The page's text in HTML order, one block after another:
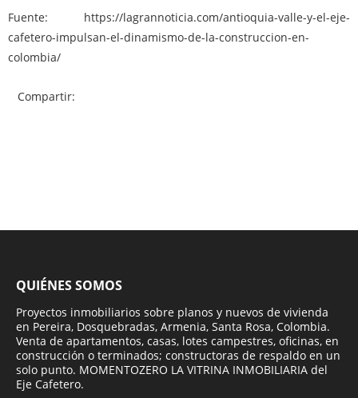
Fuente: https://lagrannoticia.com/antioquia-valle-y-el-eje-
cafetero-impulsan-el-dinamismo-de-la-construccion-en-
colombia/
Compartir:
QUIÉNES SOMOS
Proyectos inmobiliarios sobre planos y nuevos de vivienda
en Pereira, Dosquebradas, Armenia, Santa Rosa, Colombia.
Venta de apartamentos, casas, lotes campestres, oficinas, en
construcción o terminados; constructoras de respaldo en un
solo punto. MOMENTOZERO LA VITRINA INMOBILIARIA del
Eje Cafetero.